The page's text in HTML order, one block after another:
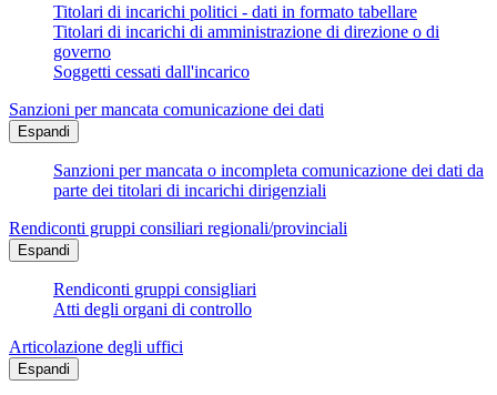
Titolari di incarichi politici - dati in formato tabellare
Titolari di incarichi di amministrazione di direzione o di
governo
Soggetti cessati dall'incarico
Sanzioni per mancata comunicazione dei dati
Espandi
Sanzioni per mancata o incompleta comunicazione dei dati da
parte dei titolari di incarichi dirigenziali
Rendiconti gruppi consiliari regionali/provinciali
Espandi
Rendiconti gruppi consigliari
Atti degli organi di controllo
Articolazione degli uffici
Espandi